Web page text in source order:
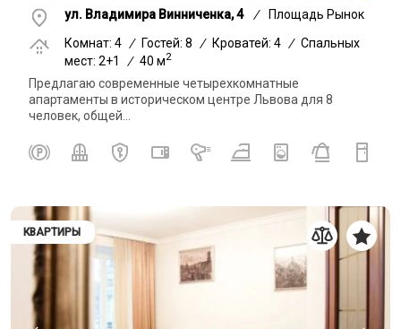
ул. Владимира Винниченка, 4 /
Площадь Рынок
Комнат: 4 / Гостей: 8 / Кроватей: 4 / Спальных
мест: 2+1
/ 40 м2
Предлагаю современные четырехкомнатные
апартаменты в историческом центре Львова для 8
человек, общей...
КВАРТИРЫ